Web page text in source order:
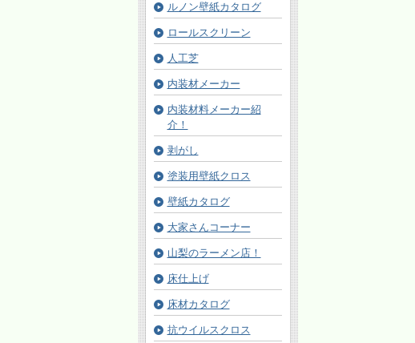
ルノン壁紙カタログ
ロールスクリーン
人工芝
内装材メーカー
内装材料メーカー紹
介！
剥がし
塗装用壁紙クロス
壁紙カタログ
大家さんコーナー
山梨のラーメン店！
床仕上げ
床材カタログ
抗ウイルスクロス